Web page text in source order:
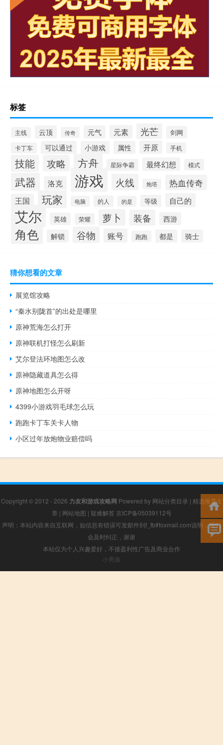
标签
主线 云顶 传奇 元气 元素 光芒 剑网
卡丁车 可以通过 小游戏 属性 开原 手机
技能 攻略 方舟 星际争霸 最终幻想 模式
武器 洛克 游戏 火线 炮塔 热血传奇
王国 玩家 电脑 的人 的是 等级 自己的
艾尔 英雄 荣耀 萝卜 装备 西游
角色 解锁 谷物 账号 跑跑 都是 骑士
猜你想看的文章
展览馆攻略
“秦水别陇首”的出处是哪里
原神荒海怎么打开
原神联机打怪怎么刷新
艾尔登法环地图怎么改
原神隐藏道具怎么得
原神地图怎么开呀
4399小游戏羽毛球怎么玩
跑跑卡丁车关卡人物
小区过年放炮物业赔偿吗
Copyright © 2012 - 2026 力友和游戏攻略网 Powered by 网站分类目录 | 精选推荐文
章 | 网站地图 | 疑难解答 京ICP备05039112号
声明：本站内容来自互联网，如信息有错误可发邮件到f_fb#foxmail.com说明，我们
会及时纠正，谢谢
本站仅为个人兴趣爱好，不接盈利性广告及商业合作
小男孩